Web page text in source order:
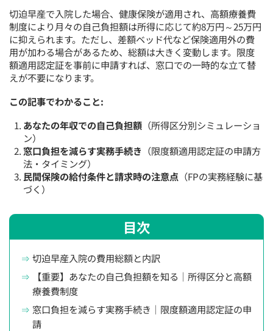
切迫早産で入院した場合、健康保険が適用され、高額療養費
制度により月々の自己負担額は所得に応じて約8万円～25万円
に抑えられます。ただし、差額ベッド代など保険適用外の費
用が加わる場合があるため、総額は大きく変動します。限度
額適用認定証を事前に申請すれば、窓口での一時的な立て替
えが不要になります。
この記事でわかること:
あなたの年収での自己負担額 （所得区分別シミュレーショ
ン）
窓口負担を減らす実務手続き （限度額適用認定証の申請方
法・タイミング）
民間保険の給付条件と請求時の注意点 （FPの実務経験に基
づく）
目次
切迫早産入院の費用総額と内訳
【重要】あなたの自己負担額を知る｜所得区分と高額
療養費制度
窓口負担を減らす実務手続き｜限度額適用認定証の申
請